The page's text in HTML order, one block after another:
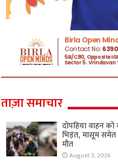
ताज़ा समाचार
दोपहिया वाहन
भिड़ंत, मासूम समेत
मौत
August 3, 2026